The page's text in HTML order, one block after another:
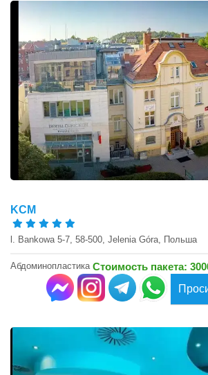
KCM
l. Bankowa 5-7, 58-500, Jelenia Góra, Польша
Абдоминопластика Стоимость пакета: